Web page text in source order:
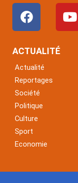
F
a
c
e
o
o
k
Y
o
u
ACTUALITÉ
Actualité
Reportages
Société
Politique
Culture
Sport
Economie